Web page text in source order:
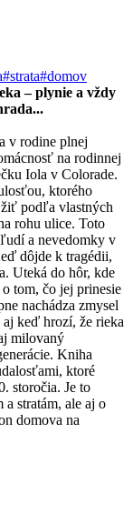
#strata#domov
– plynie a vždy
v rodine plnej
na rodinnej
Iola v Colorade.
ktorého
podľa vlastných
rohu ulice. Toto
a nevedomky v
dôjde k tragédii,
Uteká do hôr, kde
tom, čo jej prinesie
nachádza zmysel
keď hrozí, že rieka
milovaný
Kniha
ktoré
storočia. Je to
stratám, ale aj o
domova na